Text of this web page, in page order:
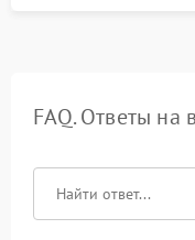
FAQ. Ответы на